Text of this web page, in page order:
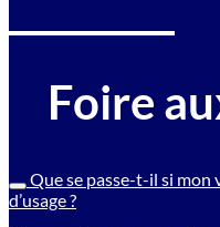
Foire
Que se passe-t-il si mon
d’usage ?